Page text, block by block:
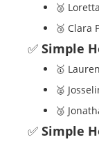
🥈
🥉 Clara
✅ Simple
🥇
🥈
🥉
✅ Simple